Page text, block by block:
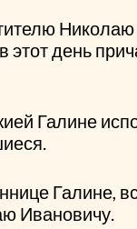
день
Галине
Галине,
Ивановичу.